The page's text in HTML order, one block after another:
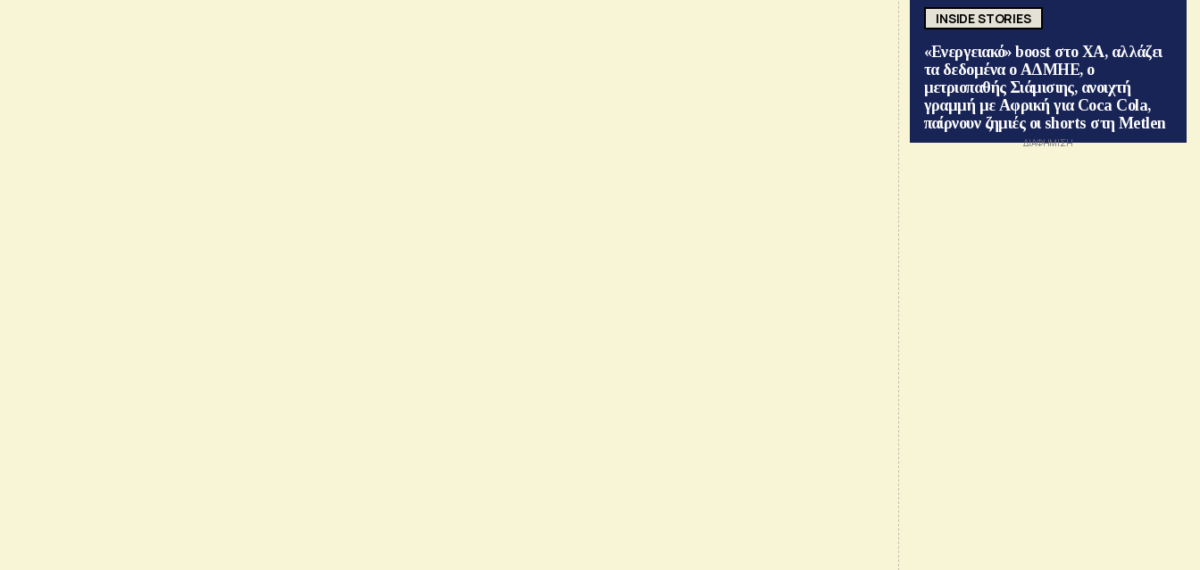
INSIDE STORIES
«Ενεργειακό» boost στο ΧΑ, αλλάζει
τα δεδομένα ο ΑΔΜΗΕ, ο
μετριοπαθής Σιάμισιης, ανοιχτή
γραμμή με Αφρική για Coca Cola,
παίρνουν ζημιές οι shorts στη Metlen